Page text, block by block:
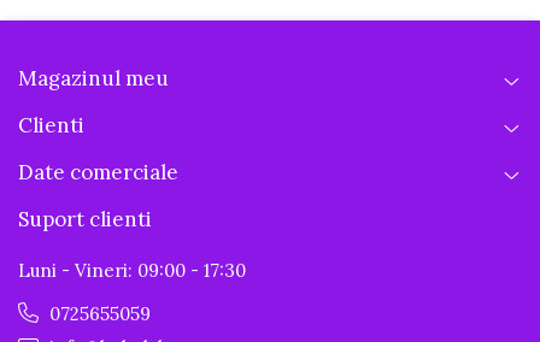
Magazinul meu
Clienti
Date comerciale
Suport clienti
Luni - Vineri: 09:00 - 17:30
0725655059